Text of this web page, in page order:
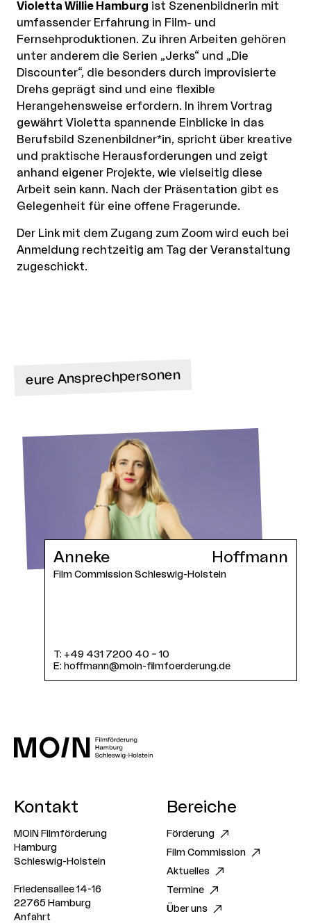
Violetta Willie Hamburg ist Szenenbildnerin mit
umfassender Erfahrung in Film- und
Fernsehproduktionen. Zu ihren Arbeiten gehören
unter anderem die Serien „Jerks“ und „Die
Discounter“, die besonders durch improvisierte
Drehs geprägt sind und eine flexible
Herangehensweise erfordern. In ihrem Vortrag
gewährt Violetta spannende Einblicke in das
Berufsbild Szenenbildner*in, spricht über kreative
und praktische Herausforderungen und zeigt
anhand eigener Projekte, wie vielseitig diese
Arbeit sein kann. Nach der Präsentation gibt es
Gelegenheit für eine offene Fragerunde.
Der Link mit dem Zugang zum Zoom wird euch bei
Anmeldung rechtzeitig am Tag der Veranstaltung
zugeschickt.
eure Ansprechpersonen
Anneke Hoffmann
Film Commission Schleswig-Holstein
T: +49 431 7200 40 – 10
E: hoffmann@moin-filmfoerderung.de
Kontakt
MOIN Filmförderung
Hamburg
Schleswig-Holstein
Friedensallee 14-16
22765 Hamburg
Anfahrt
Bereiche
Förderung
Film Commission
Aktuelles
Termine
Über uns